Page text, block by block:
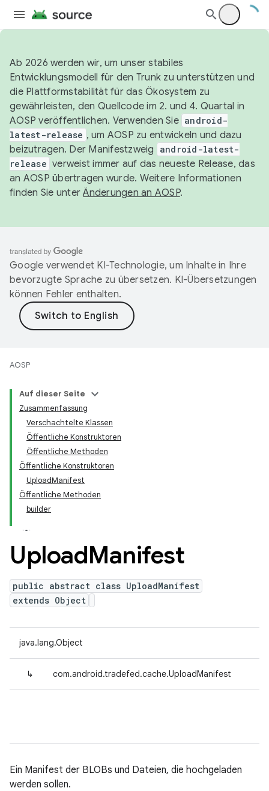
Ab 2026 werden wir, um unser stabiles
Entwicklungsmodell für den Trunk zu unterstützen und
die Plattformstabilität für das Ökosystem zu
gewährleisten, den Quellcode im 2. und 4. Quartal in
AOSP veröffentlichen. Verwenden Sie android-
latest-release , um AOSP zu entwickeln und dazu
beizutragen. Der Manifestzweig
android-latest-
release verweist immer auf das neueste Release, das
an AOSP übertragen wurde. Weitere Informationen
finden Sie unterÄnderungen an AOSP.
Google verwendet KI-Technologie, um Inhalte in Ihre
bevorzugte Sprache zu übersetzen. KI-Übersetzungen
können Fehler enthalten.
AOSP
Auf dieser Seite
Zusammenfassung
Verschachtelte Klassen
Öffentliche Konstruktoren
Öffentliche Methoden
Öffentliche Konstruktoren
UploadManifest
Öffentliche Methoden
builder
UploadManifest
public abstract class UploadManifest
extends Object
java.lang.Object
↳ com.android.tradefed.cache.UploadManifest
Ein Manifest der BLOBs und Dateien, die hochgeladen
werden sollen.